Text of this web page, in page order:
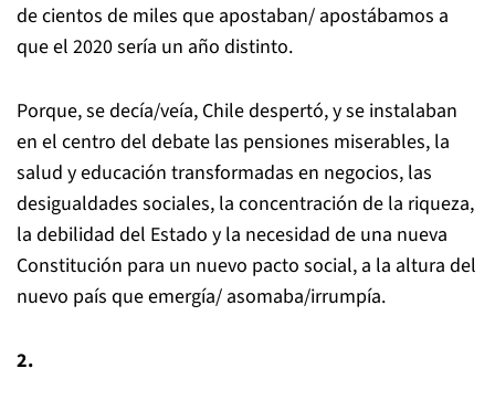
de cientos de miles que apostaban/ apostábamos a
que el 2020 sería un año distinto.
Porque, se decía/veía, Chile despertó, y se instalaban
en el centro del debate las pensiones miserables, la
salud y educación transformadas en negocios, las
desigualdades sociales, la concentración de la riqueza,
la debilidad del Estado y la necesidad de una nueva
Constitución para un nuevo pacto social, a la altura del
nuevo país que emergía/ asomaba/irrumpía.
2.